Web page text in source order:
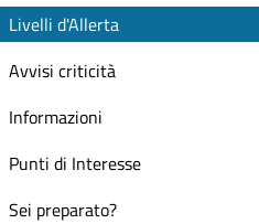
Livelli d'Allerta
Avvisi criticità
Informazioni
Punti di Interesse
Sei preparato?